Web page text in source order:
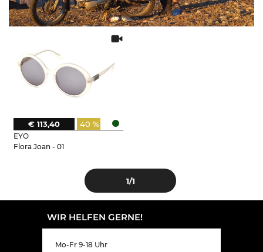
EYO
Flora Joan - 01
40 %
€ 113,40
1/1
WIR HELFEN GERNE!
Mo-Fr 9-18 Uhr